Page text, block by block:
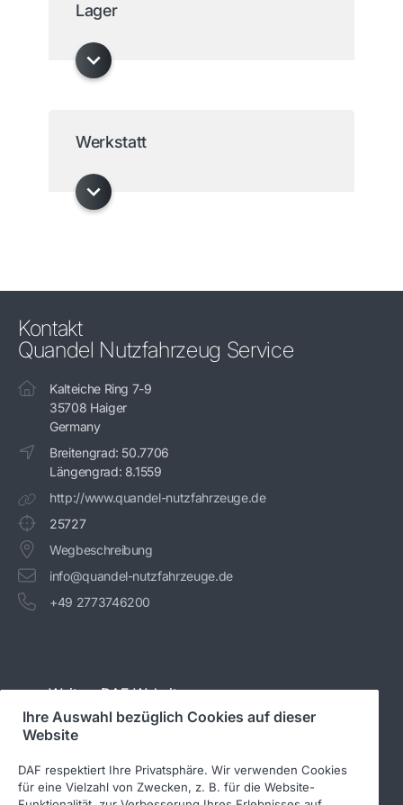
Lager
Werkstatt
Kontakt
Quandel Nutzfahrzeug Service
Kalteiche Ring 7-9
35708 Haiger
Germany
Breitengrad: 50.7706
Längengrad: 8.1559
http://www.quandel-nutzfahrzeuge.de
25727
Wegbeschreibung
info@quandel-nutzfahrzeuge.de
+49 2773746200
Weitere DAF-Websites
PACCAR Power Solutions
Ihre Auswahl bezüglich Cookies auf dieser
Website
DAF respektiert Ihre Privatsphäre. Wir verwenden Cookies
für eine Vielzahl von Zwecken, z. B. für die Website-